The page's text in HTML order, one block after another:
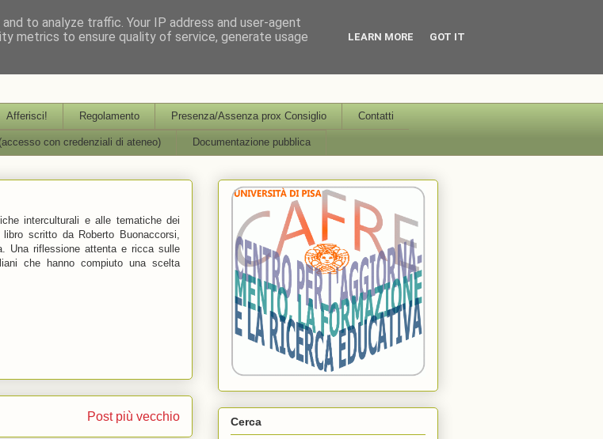
la Formazione e la Ricerca Educativa Università
Afferisci! Regolamento Presenza/Assenza prox Consiglio Contatti
con credenziali di ateneo) Documentazione pubblica
interculturali e alle tematiche dei
scritto da Roberto Buonaccorsi,
Una riflessione attenta e ricca sulle
che hanno compiuto una scelta
Post più vecchio Cerca
to analyze traffic. Your IP address and user-agent
metrics to ensure quality of service, generate usage
LEARN MORE GOT IT